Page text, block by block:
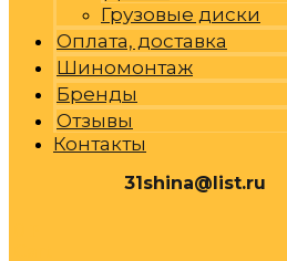
Грузовые диски
Оплата, доставка
Шиномонтаж
Бренды
Отзывы
Контакты
31shina@list.ru